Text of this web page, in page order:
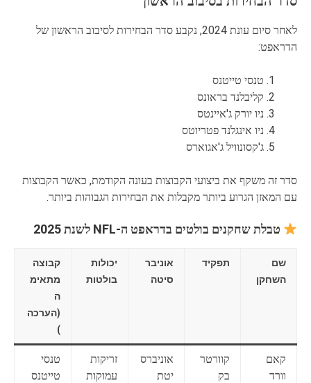
לאחר סיום עונת 2024, נקבע סדר הבחירות לסיבוב הראשון של
הדראפט:
טנסי טייטנס
קליבלנד בראונס
ניו יורק ג'איינטס
ניו אינגלנד פטריוטס
ג'קסונוויל ג'אגוארס
סדר זה משקף את ביצועי הקבוצות בעונה הקודמת, כאשר הקבוצות
עם המאזן הגרוע ביותר מקבלות את הבחירות הגבוהות ביותר.
טבלת שחקנים בולטים בדראפט ה-NFL לשנת 2025
שם
השחקן
תפקיד
אוניבר
סיטה
יכולות
בולטות
קבוצה
מתאימ
ה
(הערכה
)
קאם
וורד
קוורטר
בק
אוניברס
יטת
זריקות
עמוקות
טנסי
טייטנס